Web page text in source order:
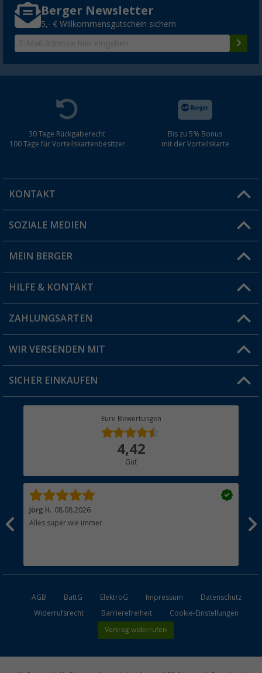
Berger Newsletter
5,- € Willkommensgutschein sichern
30 Tage Rückgaberecht
100 Tage für Vorteilskartenbesitzer
Bis zu 5% Bonus
mit der Vorteilskarte
KONTAKT
Du hast eine Frage?
Filiale finden
SOZIALE MEDIEN
MEIN BERGER
Vorteilskarte
Blog
Jobs & Karriere
HILFE & KONTAKT
FAQ & Kontakt
Versandinformationen
Rücksendung
ZAHLUNGSARTEN
WIR VERSENDEN MIT
SICHER EINKAUFEN
Eure Bewertungen
4,42
Gut
Jörg H. 08.08.2026
Alles super wie immer
AGB BattG ElektroG Impressum
Datenschutz
Widerrufsrecht
Barrierefreiheit Cookie-Einstellungen
Vertrag widerrufen